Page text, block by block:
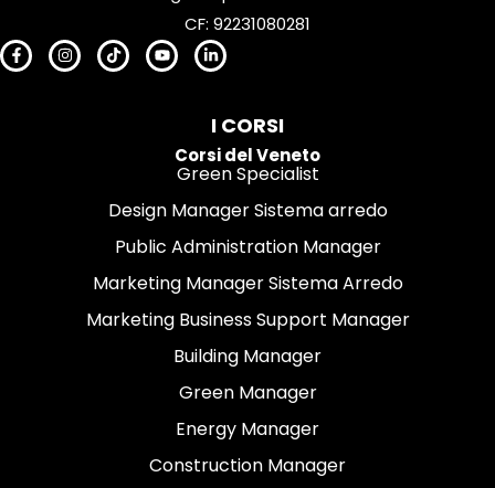
CF: 92231080281
I CORSI
Corsi del Veneto
Green Specialist
Design Manager Sistema arredo
Public Administration Manager
Marketing Manager Sistema Arredo
Marketing Business Support Manager
Building Manager
Green Manager
Energy Manager
Construction Manager